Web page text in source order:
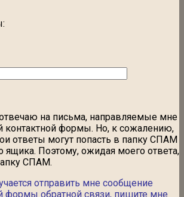
на письма, направляемые мне
контактной формы. Но, к сожалению,
ответы могут попасть в папку СПАМ
ящика. Поэтому, ожидая моего ответа,
СПАМ.
отправить мне сообщение
формы обратной связи, пишите мне